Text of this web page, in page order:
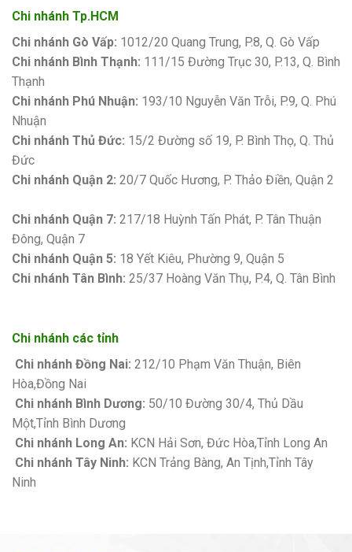
Chi nhánh Tp.HCM
Chi nhánh Gò Vấp: 1012/20 Quang Trung, P.8, Q. Gò Vấp
Chi nhánh Bình Thạnh: 111/15 Đường Trục 30, P.13, Q. Bình
Thạnh
Chi nhánh Phú Nhuận: 193/10 Nguyễn Văn Trỗi, P.9, Q. Phú
Nhuận
Chi nhánh Thủ Đức: 15/2 Đường số 19, P. Bình Thọ, Q. Thủ
Đức
Chi nhánh Quận 2: 20/7 Quốc Hương, P. Thảo Điền, Quận 2
Chi nhánh Quận 7: 217/18 Huỳnh Tấn Phát, P. Tân Thuận
Đông, Quận 7
Chi nhánh Quận 5: 18 Yết Kiêu, Phường 9, Quận 5
Chi nhánh Tân Bình: 25/37 Hoàng Văn Thụ, P.4, Q. Tân Bình
Chi nhánh các tỉnh
Chi nhánh Đồng Nai: 212/10 Phạm Văn Thuận, Biên
Hòa,Đồng Nai
Chi nhánh Bình Dương: 50/10 Đường 30/4, Thủ Dầu
Một,Tỉnh Bình Dương
Chi nhánh Long An: KCN Hải Sơn, Đức Hòa,Tỉnh Long An
Chi nhánh Tây Ninh: KCN Trảng Bàng, An Tịnh,Tỉnh Tây
Ninh